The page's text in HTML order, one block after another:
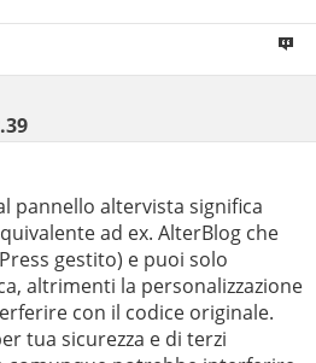
pannello altervista significa
ad ex. AlterBlog che
gestito) e puoi solo
altrimenti la personalizzazione
con il codice originale.
tua sicurezza e di terzi